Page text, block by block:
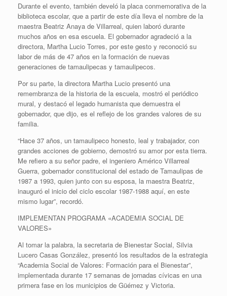
Durante el evento, también develó la placa conmemorativa de la
biblioteca escolar, que a partir de este día lleva el nombre de la
maestra Beatriz Anaya de Villarreal, quien laboró durante
muchos años en esa escuela. El gobernador agradeció a la
directora, Martha Lucio Torres, por este gesto y reconoció su
labor de más de 47 años en la formación de nuevas
generaciones de tamaulipecas y tamaulipecos.
Por su parte, la directora Martha Lucio presentó una
remembranza de la historia de la escuela, mostró el periódico
mural, y destacó el legado humanista que demuestra el
gobernador, que dijo, es el reflejo de los grandes valores de su
familia.
“Hace 37 años, un tamaulipeco honesto, leal y trabajador, con
grandes acciones de gobierno, demostró su amor por esta tierra.
Me refiero a su señor padre, el ingeniero Américo Villarreal
Guerra, gobernador constitucional del estado de Tamaulipas de
1987 a 1993, quien junto con su esposa, la maestra Beatriz,
inauguró el inicio del ciclo escolar 1987-1988 aquí, en este
mismo lugar”, recordó.
IMPLEMENTAN PROGRAMA «ACADEMIA SOCIAL DE
VALORES»
Al tomar la palabra, la secretaria de Bienestar Social, Silvia
Lucero Casas González, presentó los resultados de la estrategia
“Academia Social de Valores: Formación para el Bienestar”,
implementada durante 17 semanas de jornadas cívicas en una
primera fase en los municipios de Güémez y Victoria.